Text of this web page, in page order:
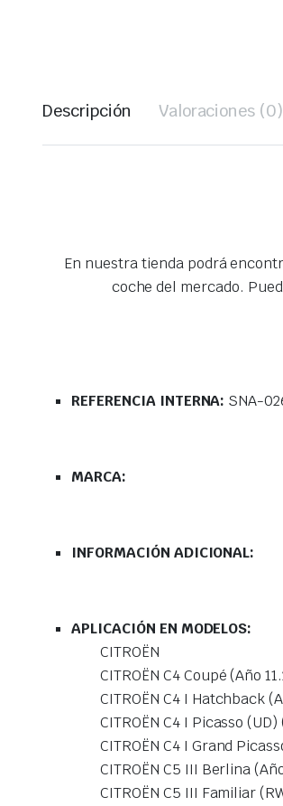
Descripción Valoraciones (0)
En nuestra tienda podrá
coche del mercado.
REFERENCIA INTERNA: SNA-
MARCA:
INFORMACIÓN ADICIONAL:
APLICACIÓN EN MODELOS:
CITROËN
CITROËN C4 Coupé (Año
CITROËN C4 I Hatchback
CITROËN C4 I Picasso
CITROËN C4 I Grand
CITROËN C5 III Berlina
CITROËN C5 III Familiar